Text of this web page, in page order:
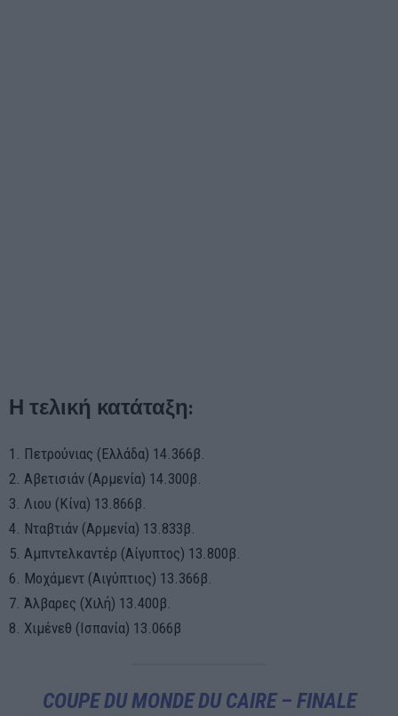
Η τελική κατάταξη:
1. Πετρούνιας (Ελλάδα) 14.366β.
2. Αβετισιάν (Αρμενία) 14.300β.
3. Λιου (Κίνα) 13.866β.
4. Νταβτιάν (Αρμενία) 13.833β.
5. Αμπντελκαντέρ (Αίγυπτος) 13.800β.
6. Μοχάμεντ (Αιγύπτιος) 13.366β.
7. Άλβαρες (Χιλή) 13.400β.
8. Χιμένεθ (Ισπανία) 13.066β
COUPE DU MONDE DU CAIRE – FINALE